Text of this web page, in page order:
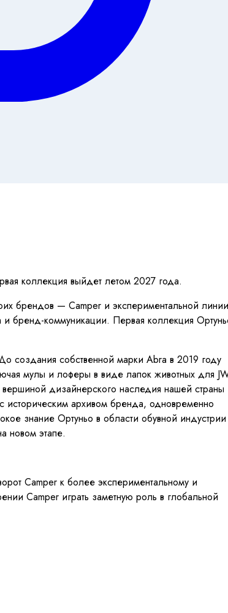
коллекция выйдет летом 2027 года.
брендов — Camper и экспериментальной линии
и бренд-коммуникации. Первая коллекция
создания собственной марки Abra в 2019 году
мулы и лоферы в виде лапок животных для
дизайнерского наследия нашей страны
историческим архивом бренда, одновременно
знание Ортуньо в области обувной индустрии
новом этапе.
Camper к более экспериментальному и
Camper играть заметную роль в глобальной